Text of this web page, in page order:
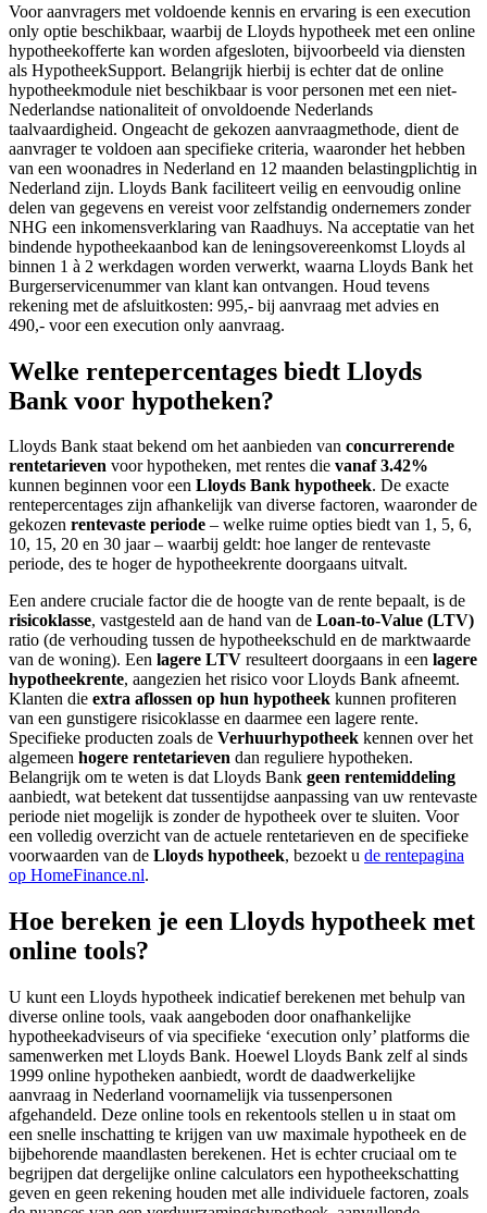
Voor aanvragers met voldoende kennis en ervaring is een execution
only optie beschikbaar, waarbij de Lloyds hypotheek met een online
hypotheekofferte kan worden afgesloten, bijvoorbeeld via diensten
als HypotheekSupport. Belangrijk hierbij is echter dat de online
hypotheekmodule niet beschikbaar is voor personen met een niet-
Nederlandse nationaliteit of onvoldoende Nederlands
taalvaardigheid. Ongeacht de gekozen aanvraagmethode, dient de
aanvrager te voldoen aan specifieke criteria, waaronder het hebben
van een woonadres in Nederland en 12 maanden belastingplichtig in
Nederland zijn. Lloyds Bank faciliteert veilig en eenvoudig online
delen van gegevens en vereist voor zelfstandig ondernemers zonder
NHG een inkomensverklaring van Raadhuys. Na acceptatie van het
bindende hypotheekaanbod kan de leningsovereenkomst Lloyds al
binnen 1 à 2 werkdagen worden verwerkt, waarna Lloyds Bank het
Burgerservicenummer van klant kan ontvangen. Houd tevens
rekening met de afsluitkosten: 995,- bij aanvraag met advies en
490,- voor een execution only aanvraag.
Welke rentepercentages biedt Lloyds
Bank voor hypotheken?
Lloyds Bank staat bekend om het aanbieden van concurrerende
rentetarieven voor hypotheken, met rentes die vanaf 3.42%
kunnen beginnen voor een Lloyds Bank hypotheek. De exacte
rentepercentages zijn afhankelijk van diverse factoren, waaronder de
gekozen rentevaste periode – welke ruime opties biedt van 1, 5, 6,
10, 15, 20 en 30 jaar – waarbij geldt: hoe langer de rentevaste
periode, des te hoger de hypotheekrente doorgaans uitvalt.
Een andere cruciale factor die de hoogte van de rente bepaalt, is de
risicoklasse, vastgesteld aan de hand van de Loan-to-Value (LTV)
ratio (de verhouding tussen de hypotheekschuld en de marktwaarde
van de woning). Een lagere LTV resulteert doorgaans in een lagere
hypotheekrente, aangezien het risico voor Lloyds Bank afneemt.
Klanten die extra aflossen op hun hypotheek kunnen profiteren
van een gunstigere risicoklasse en daarmee een lagere rente.
Specifieke producten zoals de Verhuurhypotheek kennen over het
algemeen hogere rentetarieven dan reguliere hypotheken.
Belangrijk om te weten is dat Lloyds Bank geen rentemiddeling
aanbiedt, wat betekent dat tussentijdse aanpassing van uw rentevaste
periode niet mogelijk is zonder de hypotheek over te sluiten. Voor
een volledig overzicht van de actuele rentetarieven en de specifieke
voorwaarden van de Lloyds hypotheek, bezoekt u de rentepagina
op HomeFinance.nl.
Hoe bereken je een Lloyds hypotheek met
online tools?
U kunt een Lloyds hypotheek indicatief berekenen met behulp van
diverse online tools, vaak aangeboden door onafhankelijke
hypotheekadviseurs of via specifieke ‘execution only’ platforms die
samenwerken met Lloyds Bank. Hoewel Lloyds Bank zelf al sinds
1999 online hypotheken aanbiedt, wordt de daadwerkelijke
aanvraag in Nederland voornamelijk via tussenpersonen
afgehandeld. Deze online tools en rekentools stellen u in staat om
een snelle inschatting te krijgen van uw maximale hypotheek en de
bijbehorende maandlasten berekenen. Het is echter cruciaal om te
begrijpen dat dergelijke online calculators een hypotheekschatting
geven en geen rekening houden met alle individuele factoren, zoals